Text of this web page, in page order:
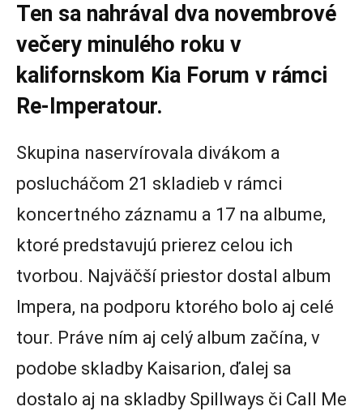
Ten sa nahrával dva novembrové
večery minulého roku v
kalifornskom Kia Forum v rámci
Re-Imperatour.
Skupina naservírovala divákom a
poslucháčom 21 skladieb v rámci
koncertného záznamu a 17 na albume,
ktoré predstavujú prierez celou ich
tvorbou. Najväčší priestor dostal album
Impera, na podporu ktorého bolo aj celé
tour. Práve ním aj celý album začína, v
podobe skladby Kaisarion, ďalej sa
dostalo aj na skladby Spillways či Call Me